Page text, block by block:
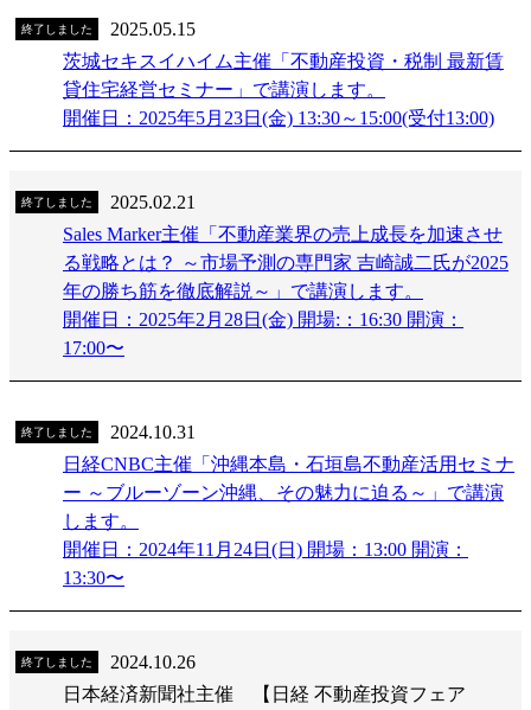
終了しました
2025.05.15
茨城セキスイハイム主催「不動産投資・税制 最新賃
貸住宅経営セミナー」で講演します。
開催日：2025年5月23日(金) 13:30～15:00(受付13:00)
終了しました
2025.02.21
Sales Marker主催「不動産業界の売上成長を加速させ
る戦略とは？ ～市場予測の専門家 吉崎誠二氏が2025
年の勝ち筋を徹底解説～」で講演します。
開催日：2025年2月28日(金) 開場:：16:30 開演：
17:00〜
終了しました
2024.10.31
日経CNBC主催「沖縄本島・石垣島不動産活用セミナ
ー ～ブルーゾーン沖縄、その魅力に迫る～」で講演
します。
開催日：2024年11月24日(日) 開場：13:00 開演：
13:30〜
終了しました
2024.10.26
日本経済新聞社主催 【日経 不動産投資フェア